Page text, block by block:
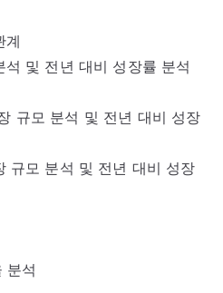
계
석 및 전년 대비 성장률 분석
규모 분석 및 전년 대비 성장
규모 분석 및 전년 대비 성장
분석